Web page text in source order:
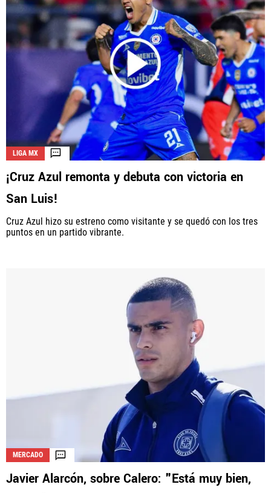
LIGA MX
¡Cruz Azul remonta y debuta con victoria en
San Luis!
Cruz Azul hizo su estreno como visitante y se quedó con los tres
puntos en un partido vibrante.
MERCADO
Javier Alarcón, sobre Calero: "Está muy bien,